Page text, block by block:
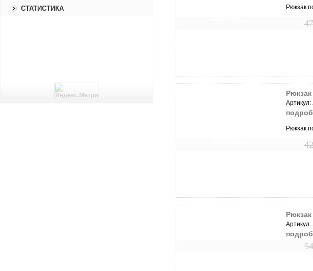
СТАТИСТИКА Рюкзак
Рюкзак
Артикул:
Рюкзак
Рюкзак
Артикул: